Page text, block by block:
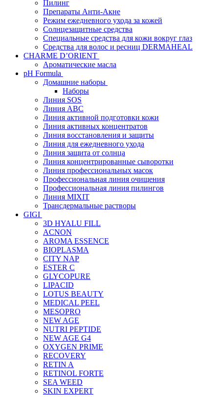
Пилинг
Препараты Анти-Акне
Режим ежедневного ухода за кожей
Солнцезащитные средства
Специальные средства для кожи вокруг глаз
Средства для волос и ресниц DERMAHEAL
CHARME D’ORIENT
Ароматические масла
pH Formula
Домашние наборы
Наборы
Линия SOS
Линия АВС
Линия активной подготовки кожи
Линия активных концентратов
Линия восстановления и защиты
Линия для ежедневного ухода
Линия защита от солнца
Линия концентрированные сыворотки
Линия профессиональных масок
Профессиональная линия очищения
Профессиональная линия пилингов
Линия MIXIT
Трансдермальные растворы
GIGI
3D HYALU FILL
ACNON
AROMA ESSENCE
BIOPLASMA
CITY NAP
ESTER C
GLYCOPURE
LIPACID
LOTUS BEAUTY
MEDICAL PEEL
MESOPRO
NEW AGE
NUTRI PEPTIDE
NEW AGE G4
OXYGEN PRIME
RECOVERY
RETIN A
RETINOL FORTE
SEA WEED
SKIN EXPERT